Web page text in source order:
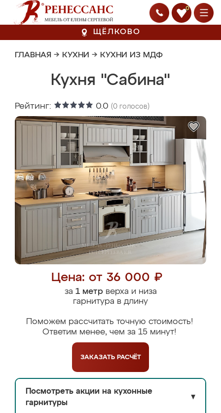
0
ЩЁЛКОВО
ГЛАВНАЯ → КУХНИ → КУХНИ ИЗ МДФ
Кухня "Сабина"
Рейтинг: 0.0 (0 голосов)
Цена: от 36 000 ₽
за 1 метрверха и низа
гарнитура в длину
Поможем рассчитать точную стоимость!
Ответим менее, чем за 15 минут!
ЗАКАЗАТЬ РАСЧЁТ
Посмотреть акции на кухонные
гарнитуры
▼